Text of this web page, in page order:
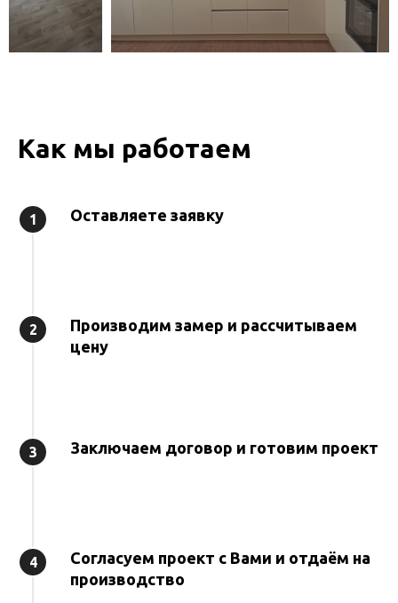
Как мы работаем
1 Оставляете заявку
2
Производим замер и рассчитываем
цену
3 Заключаем договор и готовим проект
4
Согласуем проект с Вами и отдаём на
производство